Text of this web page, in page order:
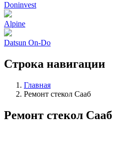
Doninvest
Alpine
Datsun On-Do
Строка навигации
Главная
Ремонт стекол Сааб
Ремонт стекол Сааб